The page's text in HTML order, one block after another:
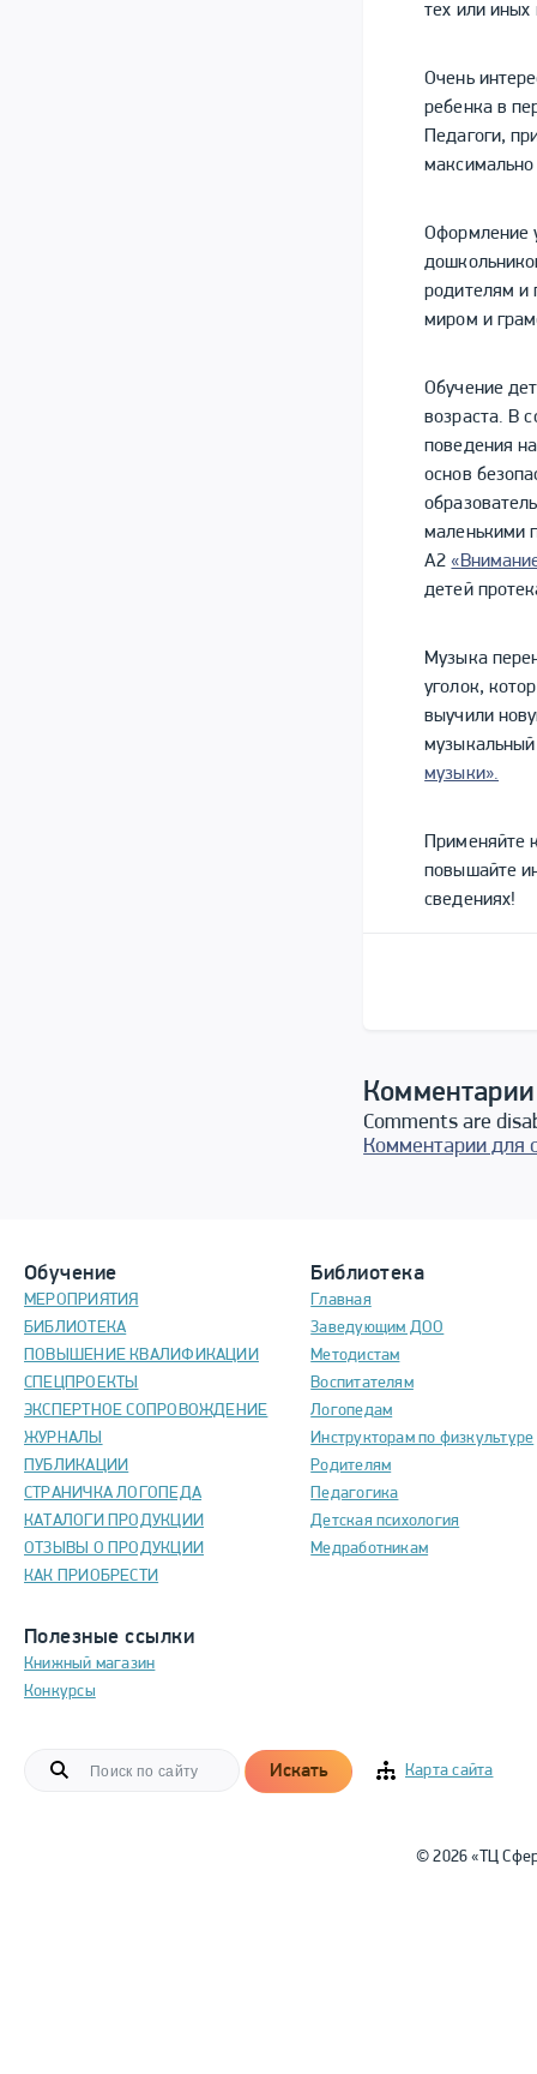
тех или
Очень
ребенка в
Педагоги,
Оформление
родителям и
миром и
Обучение
возраста. В
поведения
основ
маленькими
А2
детей
Музыка
уголок,
выучили
музыки».
Применяйте
повышайте
сведениях!
Comments are
Комментарии для
Обучение
МЕРОПРИЯТИЯ
БИБЛИОТЕКА
ПОВЫШЕНИЕ КВАЛИФИКАЦИИ
СПЕЦПРОЕКТЫ
ЭКСПЕРТНОЕ СОПРОВОЖДЕНИЕ
ЖУРНАЛЫ
ПУБЛИКАЦИИ
СТРАНИЧКА ЛОГОПЕДА
КАТАЛОГИ ПРОДУКЦИИ
ОТЗЫВЫ О ПРОДУКЦИИ
КАК ПРИОБРЕСТИ
Полезные ссылки
Книжный магазин
Конкурсы
Библиотека
Главная
Заведующим ДОО
Методистам
Воспитателям
Логопедам
Инструкторам по физкультуре
Родителям
Педагогика
Детская психология
Медработникам
Искать Карта сайта
© 2026 «ТЦ